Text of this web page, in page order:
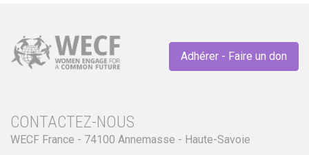
Adhérer - Faire un don
CONTACTEZ-NOUS
WECF France - 74100 Annemasse - Haute-Savoie